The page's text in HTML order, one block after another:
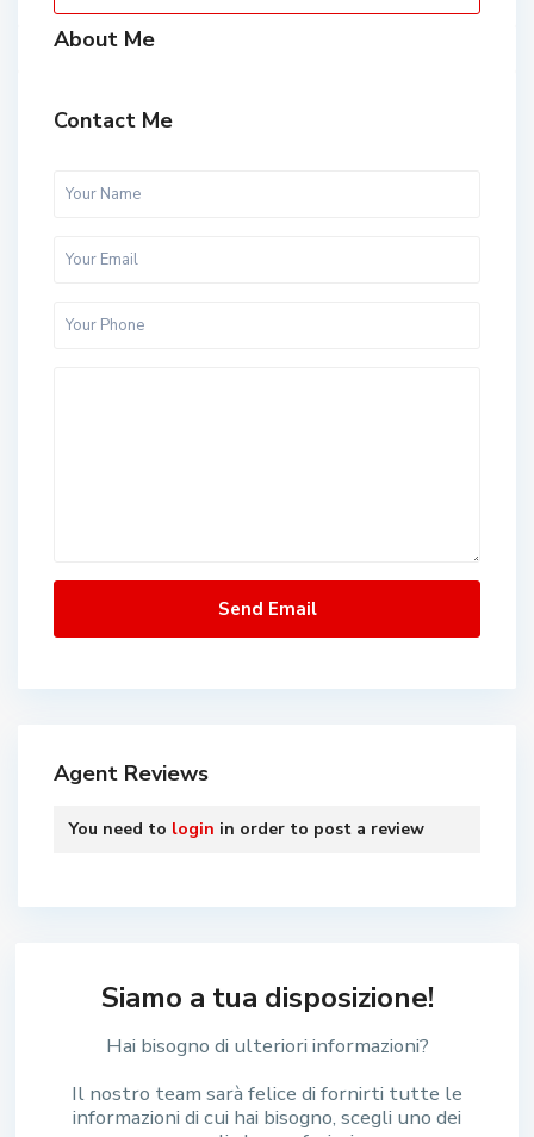
About Me
Contact Me
Agent Reviews
You need to login in order to post a review
Siamo a tua disposizione!
Hai bisogno di ulteriori informazioni?
Il nostro team sarà felice di fornirti tutte le
informazioni di cui hai bisogno, scegli uno dei